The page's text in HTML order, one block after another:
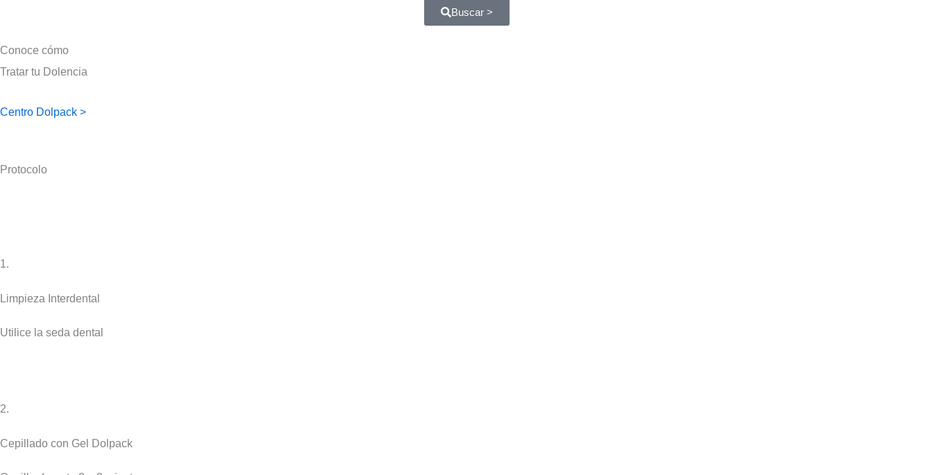
Buscar >
Conoce cómo
Tratar tu Dolencia
Centro Dolpack >
Protocolo
1.
Limpieza Interdental
Utilice la seda dental
2.
Cepillado con Gel Dolpack